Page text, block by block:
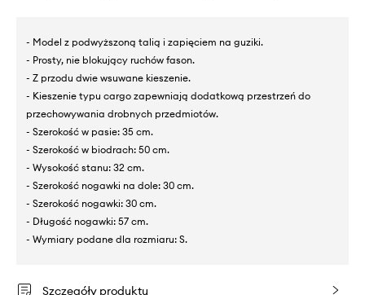
- Model z podwyższoną talią i zapięciem na guziki.
- Prosty, nie blokujący ruchów fason.
- Z przodu dwie wsuwane kieszenie.
- Kieszenie typu cargo zapewniają dodatkową przestrzeń do
przechowywania drobnych przedmiotów.
- Szerokość w pasie: 35 cm.
- Szerokość w biodrach: 50 cm.
- Wysokość stanu: 32 cm.
- Szerokość nogawki na dole: 30 cm.
- Szerokość nogawki: 30 cm.
- Długość nogawki: 57 cm.
- Wymiary podane dla rozmiaru: S.
Szczegóły produktu